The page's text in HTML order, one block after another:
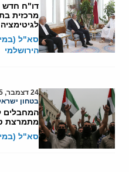
דו"ח חדש
מרכזית
סא"ל
הירושלמי
24 דצמבר, 2025
בטחון
המחבלים
מתמרצת
סא"ל